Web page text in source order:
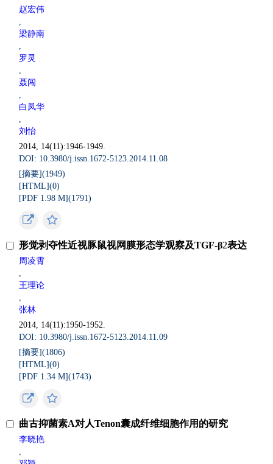
赵宏伟
,
梁静南
,
罗灵
,
聂闯
,
白凤华
,
刘怡
2014, 14(11):1946-1949.
DOI: 10.3980/j.issn.1672-5123.2014.11.08
[摘要](1949)
[HTML](0)
[PDF 1.98 M](1791)
形觉剥夺性近视豚鼠视网膜形态学观察及TGF-β2表达
周凌霄
,
王理论
,
张林
2014, 14(11):1950-1952.
DOI: 10.3980/j.issn.1672-5123.2014.11.09
[摘要](1806)
[HTML](0)
[PDF 1.34 M](1743)
曲古抑菌素A对人Tenon囊成纤维细胞作用的研究
李晓艳
,